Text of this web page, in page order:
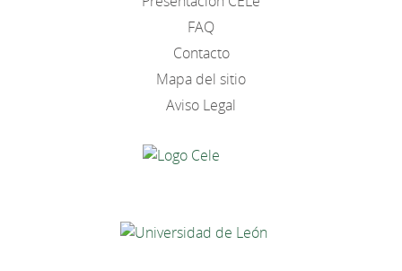
FAQ
Contacto
Mapa del sitio
Aviso Legal